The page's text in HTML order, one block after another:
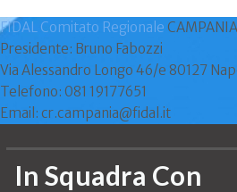
FIDAL Comitato Regionale CAMPANIA
Presidente: Bruno Fabozzi
Via Alessandro Longo 46/e 80127
Telefono: 081 19177651
Email: cr.campania@fidal.it
In Squadra Con